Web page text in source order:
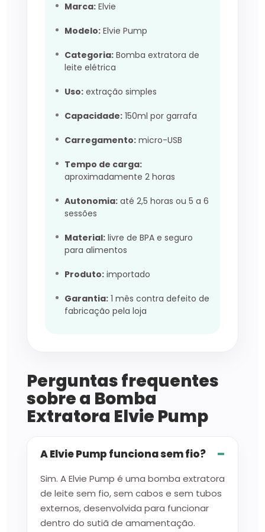
Marca: Elvie
Modelo: Elvie Pump
Categoria: Bomba extratora de
leite elétrica
Uso: extração simples
Capacidade: 150ml por garrafa
Carregamento: micro-USB
Tempo de carga:
aproximadamente 2 horas
Autonomia: até 2,5 horas ou 5 a 6
sessões
Material: livre de BPA e seguro
para alimentos
Produto: importado
Garantia: 1 mês contra defeito de
fabricação pela loja
Perguntas frequentes
sobre a Bomba
Extratora Elvie Pump
A Elvie Pump funciona sem fio?
Sim. A Elvie Pump é uma bomba extratora
de leite sem fio, sem cabos e sem tubos
externos, desenvolvida para funcionar
dentro do sutiã de amamentação.